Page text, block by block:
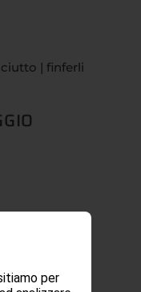
| finferli
per